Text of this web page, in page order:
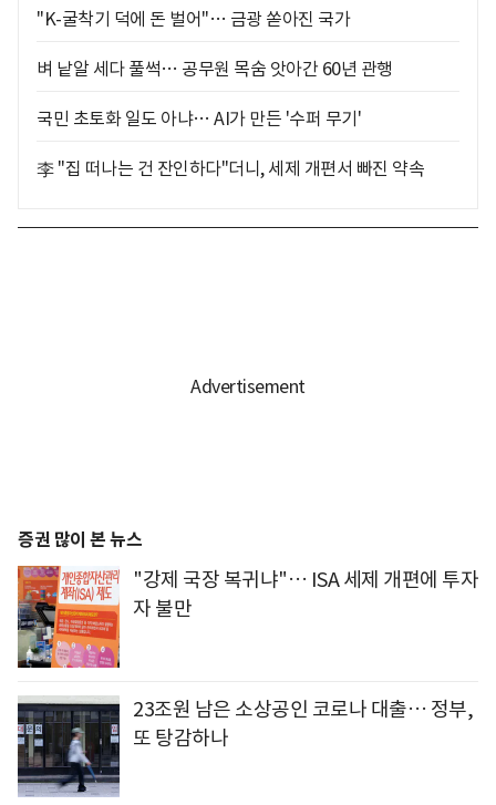
"K-굴착기 덕에 돈 벌어"… 금광 쏟아진 국가
벼 낱알 세다 풀썩… 공무원 목숨 앗아간 60년 관행
국민 초토화 일도 아냐… AI가 만든 '수퍼 무기'
李 "집 떠나는 건 잔인하다"더니, 세제 개편서 빠진 약속
증권 많이 본 뉴스
"강제 국장 복귀냐"… ISA 세제 개편에 투자
자 불만
23조원 남은 소상공인 코로나 대출… 정부,
또 탕감하나